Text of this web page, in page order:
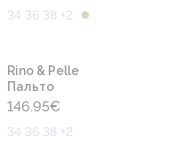
34 36 38 +2
Rino & Pelle
Пальто
146.95€
34 36 38 +2